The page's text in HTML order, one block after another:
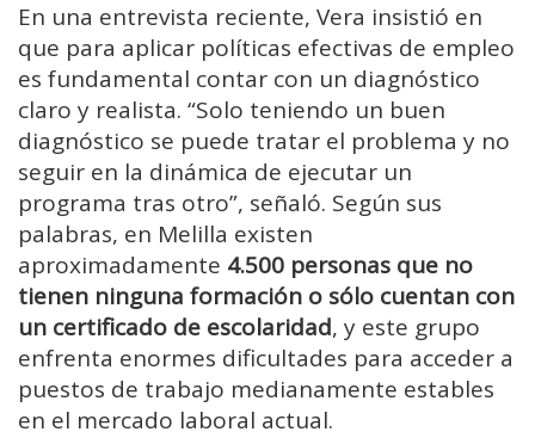
En una entrevista reciente, Vera insistió en
que para aplicar políticas efectivas de empleo
es fundamental contar con un diagnóstico
claro y realista. “Solo teniendo un buen
diagnóstico se puede tratar el problema y no
seguir en la dinámica de ejecutar un
programa tras otro”, señaló. Según sus
palabras, en Melilla existen
aproximadamente 4.500 personas que no
tienen ninguna formación o sólo cuentan con
un certificado de escolaridad, y este grupo
enfrenta enormes dificultades para acceder a
puestos de trabajo medianamente estables
en el mercado laboral actual.